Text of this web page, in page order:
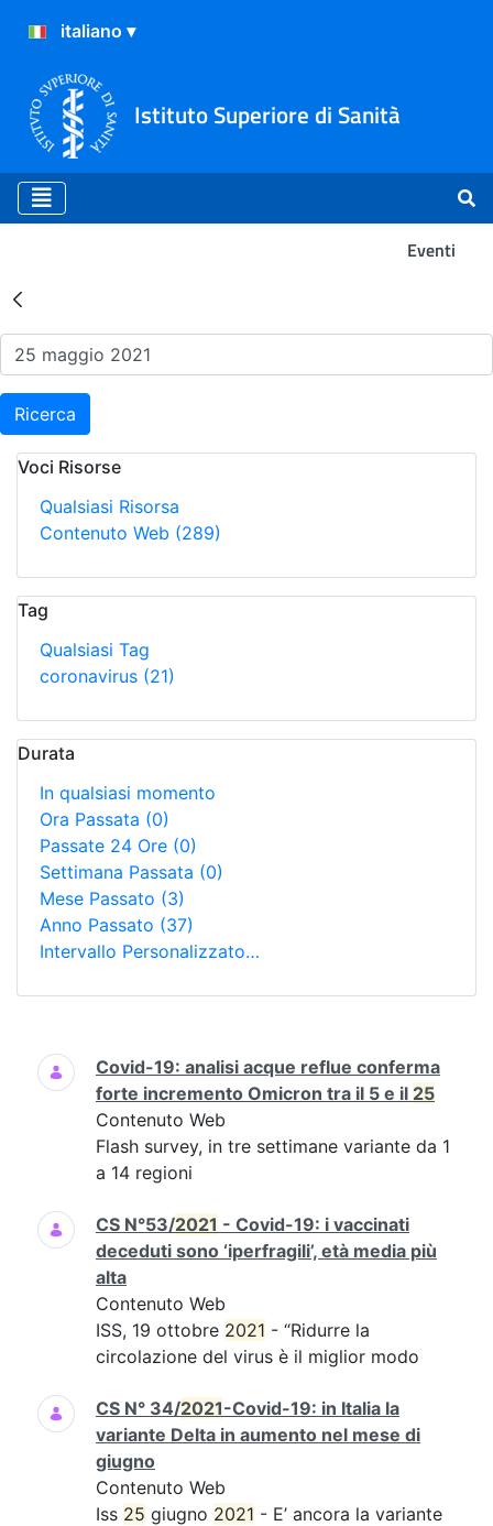
Istituto Superiore di Sanità
Eventi
Risultati della Ricerca -
Ricerca
Voci Risorse
Qualsiasi Risorsa
Contenuto Web (289)
Tag
Qualsiasi Tag
coronavirus (21)
Durata
In qualsiasi momento
Ora Passata (0)
Passate 24 Ore (0)
Settimana Passata (0)
Mese Passato (3)
Anno Passato (37)
Intervallo Personalizzato…
Ricerca
Covid-19: analisi acque reflue conferma
forte incremento Omicron tra il 5 e il 25
Contenuto Web
Flash survey, in tre settimane variante da 1
a 14 regioni
CS N°53/2021 - Covid-19: i vaccinati
deceduti sono ‘iperfragili’, età media più
alta
Contenuto Web
ISS, 19 ottobre 2021 - “Ridurre la
circolazione del virus è il miglior modo
CS N° 34/2021-Covid-19: in Italia la
variante Delta in aumento nel mese di
giugno
Contenuto Web
Iss 25 giugno 2021 - E’ ancora la variante